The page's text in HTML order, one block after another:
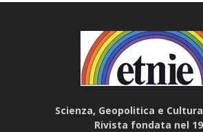
Scienza, Geopolitica e
Rivista fondata nel